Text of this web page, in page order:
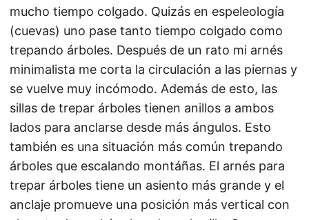
mucho tiempo colgado. Quizás en espeleología
(cuevas) uno pase tanto tiempo colgado como
trepando árboles. Después de un rato mi arnés
minimalista me corta la circulación a las piernas y
se vuelve muy incómodo. Además de esto, las
sillas de trepar árboles tienen anillos a ambos
lados para anclarse desde más ángulos. Esto
también es una situación más común trepando
árboles que escalando montáñas. El arnés para
trepar árboles tiene un asiento más grande y el
anclaje promueve una posición más vertical con